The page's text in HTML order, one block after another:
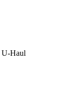
U-Haul